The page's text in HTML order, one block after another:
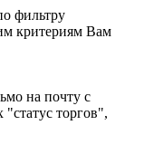
фильтру
критериям Вам
на почту с
торгов",